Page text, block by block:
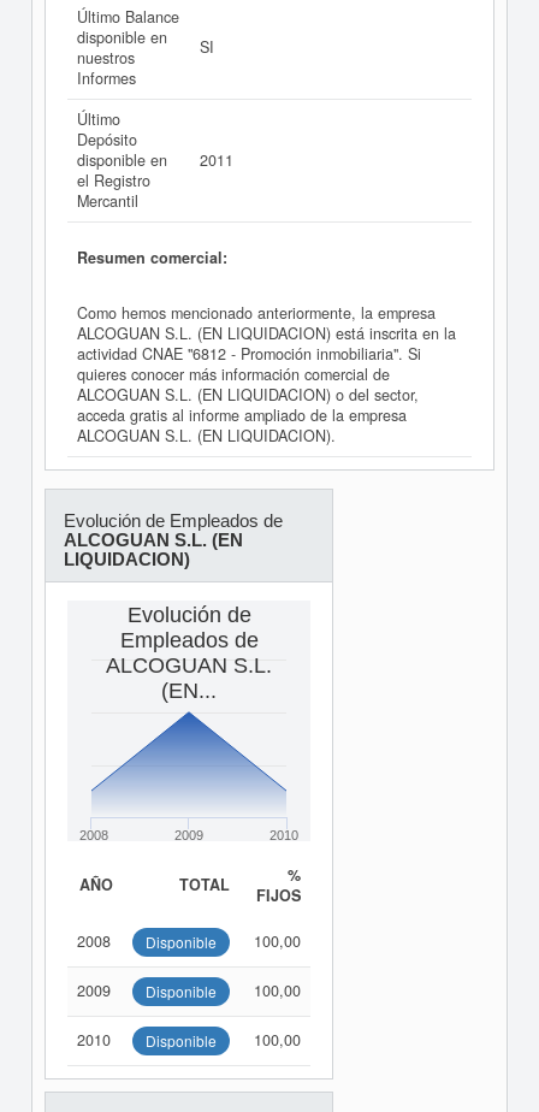
Último Balance
disponible en
nuestros
Informes
SI
Último
Depósito
disponible en
el Registro
Mercantil
2011
Resumen comercial:
Como hemos mencionado anteriormente, la empresa
ALCOGUAN S.L. (EN LIQUIDACION) está inscrita en la
actividad CNAE "6812 - Promoción inmobiliaria". Si
quieres conocer más información comercial de
ALCOGUAN S.L. (EN LIQUIDACION) o del sector,
acceda gratis al informe ampliado de la empresa
ALCOGUAN S.L. (EN LIQUIDACION).
Evolución de Empleados de
ALCOGUAN S.L. (EN
LIQUIDACION)
Evolución de
Empleados de
ALCOGUAN S.L.
(EN...
2008 2009 2010
AÑO TOTAL
%
FIJOS
2008 Disponible 100,00
2009 Disponible 100,00
2010 Disponible 100,00